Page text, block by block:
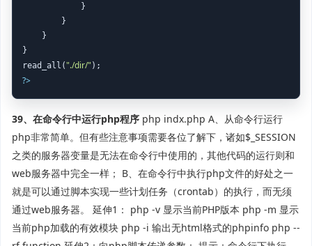
            }
        }
    }
}
read_all("./dir/"
?>
39、在命令行中运行php程序 php indx.php A、从命令行运行
php非常简单。但有些注意事项需要各位了解下，诸如$_SESSION
之类的服务器变量是无法在命令行中使用的，其他代码的运行则和
web服务器中完全一样； B、在命令行中执行php文件的好处之一
就是可以通过脚本实现一些计划任务（crontab）的执行，而无须
通过web服务器。 延伸1： php -v 显示当前PHP版本 php -m 显示
当前php加载的有效模块 php -i 输出无html格式的phpinfo php --